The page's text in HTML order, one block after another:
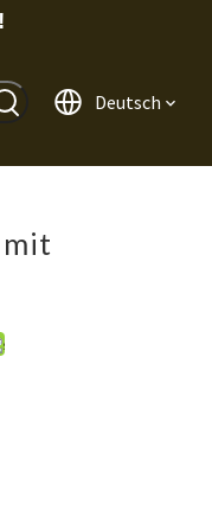
Deutsch